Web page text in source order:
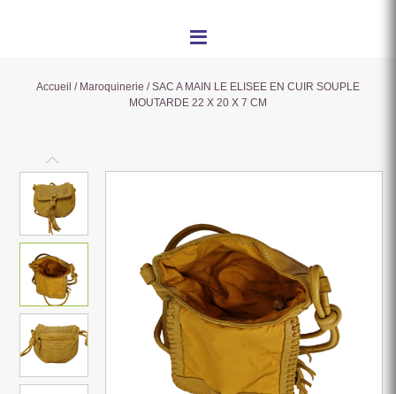
Accueil / Maroquinerie / SAC A MAIN LE ELISEE EN CUIR SOUPLE
MOUTARDE 22 X 20 X 7 CM